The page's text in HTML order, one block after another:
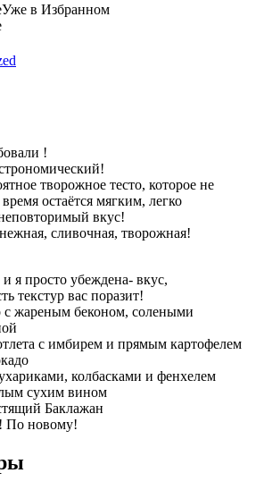
Уже в Избранном
!
творожное тесто, которое не
остаётся мягким, легко
вкус!
сливочная, творожная!
я просто убеждена- вкус,
текстур вас поразит!
жареным беконом, солеными
с имбирем и прямым картофелем
колбасками и фенхелем
сухим вином
Баклажан
По новому!